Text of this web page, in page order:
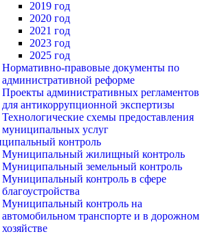
2019 год
2020 год
2021 год
2023 год
2025 год
Нормативно-правовые документы по
административной реформе
Проекты административных регламентов
для антикоррупционной экспертизы
Технологические схемы предоставления
муниципальных услуг
контроль
Муниципальный жилищный контроль
Муниципальный земельный контроль
Муниципальный контроль в сфере
благоустройства
Муниципальный контроль на
автомобильном транспорте и в дорожном
хозяйстве